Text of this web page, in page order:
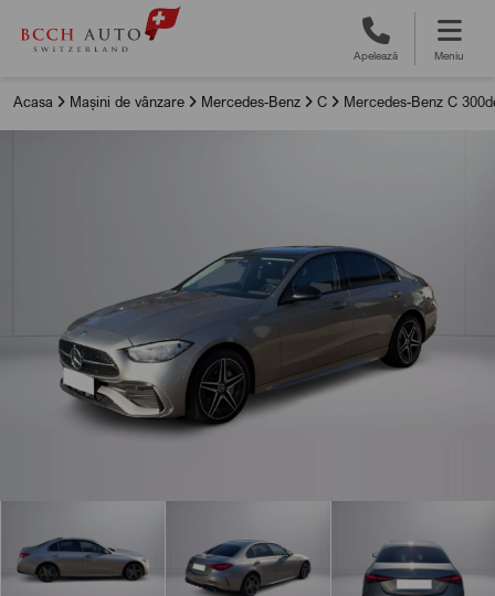
Apelează Meniu
Acasa Mașini de vânzare Mercedes-Benz C Mercedes-Benz C